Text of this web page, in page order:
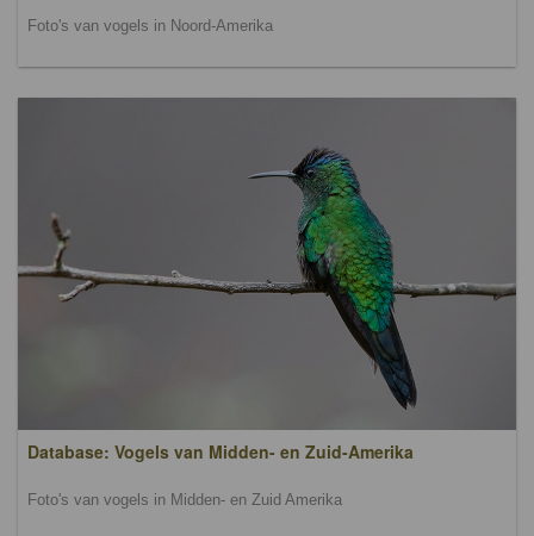
Foto's van vogels in Noord-Amerika
Database: Vogels van Midden- en Zuid-Amerika
Foto's van vogels in Midden- en Zuid Amerika